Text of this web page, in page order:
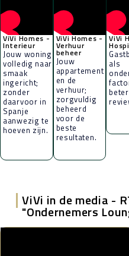
ViVi Homes -
Verhuur
beheer
Jouw
appartement
en de
verhuur;
zorgvuldig
beheerd
voor de
beste
resultaten.
ViVi
als
ViVi Homes -
Interieur
Jouw woning
volledig naar
smaak
ingericht;
zonder
daarvoor in
Spanje
aanwezig te
hoeven zijn.
| ViVi in de media -
"Ondernemers